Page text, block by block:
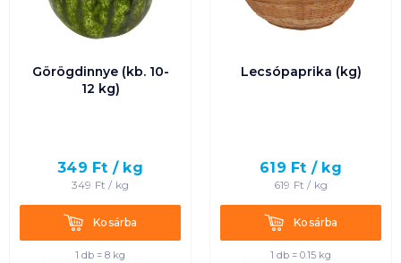
Görögdinnye (kb. 10-
12 kg)
349 Ft / kg
349 Ft / kg
KosárbaKosárba
1 db = 8 kg
Lecsópaprika (kg)
619 Ft / kg
619 Ft / kg
KosárbaKosárba
1 db = 0.15 kg